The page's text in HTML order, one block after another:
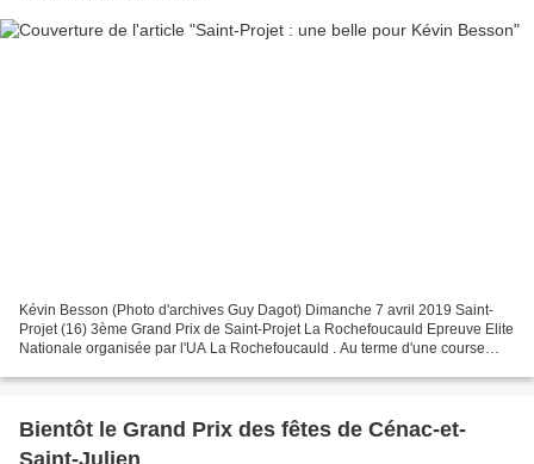
Kévin Besson (Photo d'archives Guy Dagot) Dimanche 7 avril 2019 Saint-
Projet (16) 3ème Grand Prix de Saint-Projet La Rochefoucauld Epreuve Elite
Nationale organisée par l'UA La Rochefoucauld . Au terme d'une course
Bientôt le Grand Prix des fêtes de Cénac-et-
Saint-Julien